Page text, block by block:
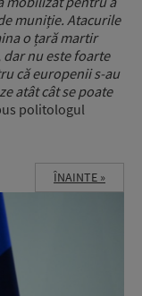
muniție. Atacurile
o țară martir
nu este foarte
că europenii s-au
atât cât se poate
politologul
ÎNAINTE »